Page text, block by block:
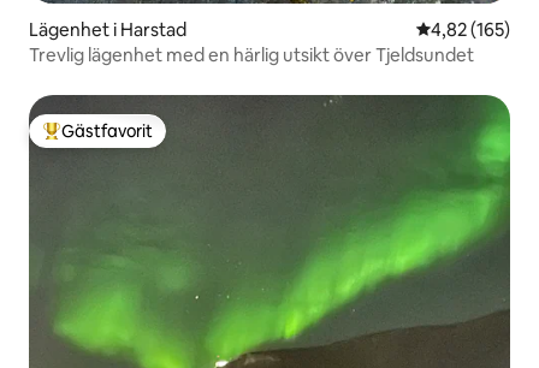
Lägenhet i Harstad 4,82 av 5 i
4,82 (165)
Trevlig lägenhet med en härlig utsikt över Tjeldsundet
Populär gästfavorit
Gästfavorit